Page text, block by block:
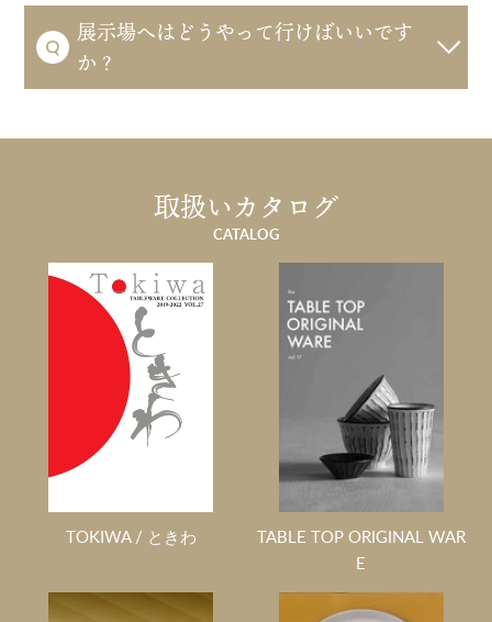
展示場へはどうやって行けばいいです
か？
取扱いカタログ
CATALOG
TOKIWA / ときわ
TABLE TOP ORIGINAL WAR
E